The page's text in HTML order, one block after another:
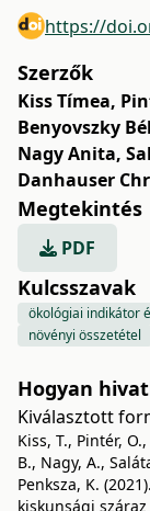
https://
Szerzők
Kiss Tímea,
Benyovszky
Nagy Anita,
Danhauser
Megtekintés
PDF
Kulcsszavak
ökológiai indikátor
növényi összetétel
Hogyan
Kiválasztott
Kiss, T., Pintér,
B., Nagy, A.,
Penksza, K.
kiskunsági